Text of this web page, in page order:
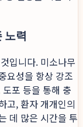
노력
입니다. 미소나무
요성을 항상 강조
포 등을 통해 충
고, 환자 개개인의
데 많은 시간을 투